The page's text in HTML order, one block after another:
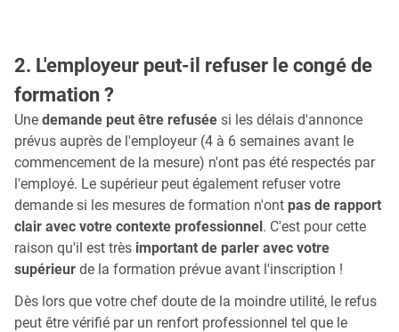
2. L'employeur peut-il refuser le congé de
formation ?
Une demande peut être refusée si les délais d'annonce
prévus auprès de l'employeur (4 à 6 semaines avant le
commencement de la mesure) n'ont pas été respectés par
l'employé. Le supérieur peut également refuser votre
demande si les mesures de formation n'ont pas de rapport
clair avec votre contexte professionnel. C'est pour cette
raison qu'il est très important de parler avec votre
supérieur de la formation prévue avant l'inscription !
Dès lors que votre chef doute de la moindre utilité, le refus
peut être vérifié par un renfort professionnel tel que le